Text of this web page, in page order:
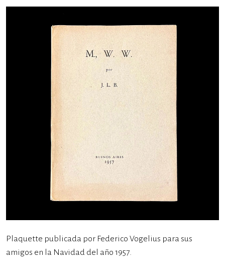
Plaquette publicada por Federico Vogelius para sus
amigos en la Navidad del año 1957.